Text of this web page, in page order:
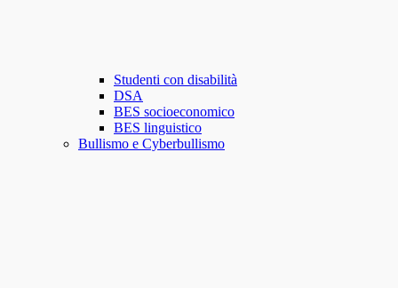
Studenti con disabilità
DSA
BES socioeconomico
BES linguistico
Bullismo e Cyberbullismo